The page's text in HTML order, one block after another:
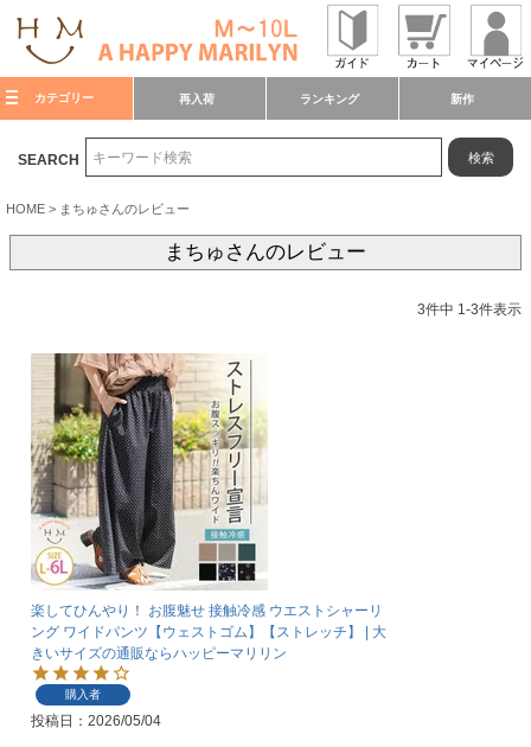
カテゴリー 再入荷 ランキング 新作
SEARCH 検索
HOME まちゅさんのレビュー
まちゅさんのレビュー
3件中 1-3件表示
楽してひんやり！ お腹魅せ 接触冷感 ウエストシャーリ
ング ワイドパンツ【ウェストゴム】【ストレッチ】 | 大
きいサイズの通販ならハッピーマリリン
購入者
投稿日 2026/05/04